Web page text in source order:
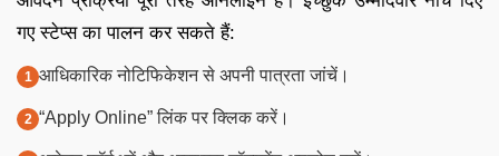
गए स्टेप्स का पालन कर सकते हैं:
आधिकारिक नोटिफिकेशन से अपनी पात्रता जांचें।
“Apply Online” लिंक पर क्लिक करें।